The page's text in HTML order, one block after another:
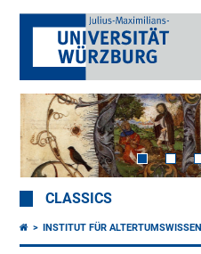
CLASSICS
INSTITUT FÜR